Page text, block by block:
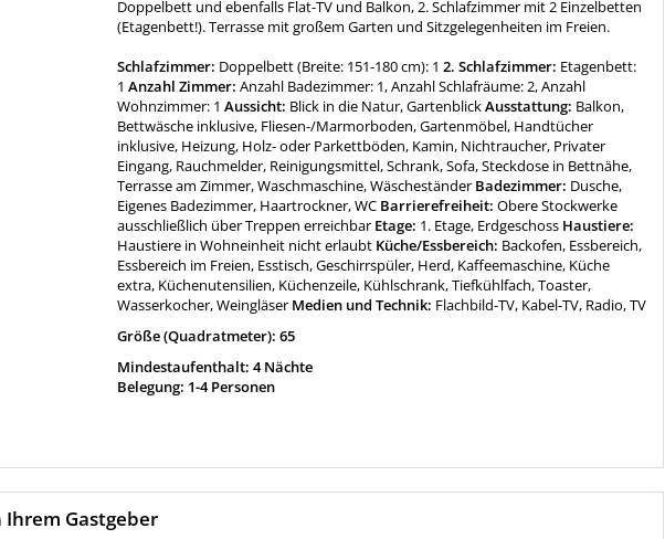
Doppelbett und ebenfalls Flat-TV und Balkon, 2. Schlafzimmer mit 2 Einzelbetten
(Etagenbett!). Terrasse mit großem Garten und Sitzgelegenheiten im Freien.
Schlafzimmer: Doppelbett (Breite: 151-180 cm): 1 2. Schlafzimmer: Etagenbett:
1 Anzahl Zimmer:Anzahl Badezimmer: 1, Anzahl Schlafräume: 2, Anzahl
Wohnzimmer: 1 Aussicht: Blick in die Natur, GartenblickAusstattung: Balkon,
Bettwäsche inklusive, Fliesen-/Marmorboden, Gartenmöbel, Handtücher
inklusive, Heizung, Holz- oder Parkettböden, Kamin, Nichtraucher, Privater
Eingang, Rauchmelder, Reinigungsmittel, Schrank, Sofa, Steckdose in Bettnähe,
Terrasse am Zimmer, Waschmaschine, Wäscheständer Badezimmer: Dusche,
Eigenes Badezimmer, Haartrockner, WC Barrierefreiheit:Obere Stockwerke
ausschließlich über Treppen erreichbar Etage: 1. Etage, Erdgeschoss Haustiere:
Haustiere in Wohneinheit nicht erlaubt Küche/Essbereich: Backofen, Essbereich,
Essbereich im Freien, Esstisch, Geschirrspüler, Herd, Kaffeemaschine, Küche
extra, Küchenutensilien, Küchenzeile, Kühlschrank, Tiefkühlfach, Toaster,
Wasserkocher, Weingläser Medien und Technik: Flachbild-TV, Kabel-TV, Radio, TV
Größe (Quadratmeter): 65
Mindestaufenthalt: 4 Nächte
Belegung: 1-4 Personen
Gastgeber